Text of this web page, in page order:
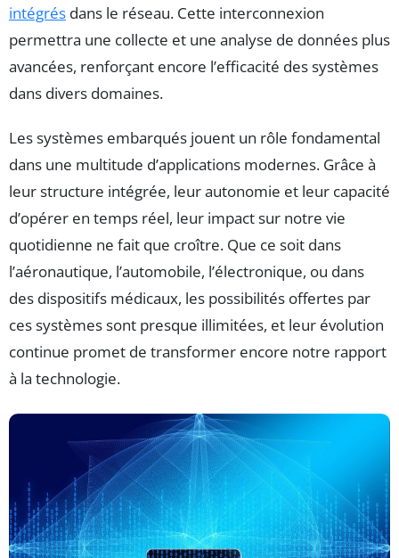
intégrés dans le réseau. Cette interconnexion
permettra une collecte et une analyse de données plus
avancées, renforçant encore l’efficacité des systèmes
dans divers domaines.
Les systèmes embarqués jouent un rôle fondamental
dans une multitude d’applications modernes. Grâce à
leur structure intégrée, leur autonomie et leur capacité
d’opérer en temps réel, leur impact sur notre vie
quotidienne ne fait que croître. Que ce soit dans
l’aéronautique, l’automobile, l’électronique, ou dans
des dispositifs médicaux, les possibilités offertes par
ces systèmes sont presque illimitées, et leur évolution
continue promet de transformer encore notre rapport
à la technologie.